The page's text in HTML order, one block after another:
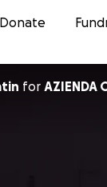
Donate
for AZIENDA